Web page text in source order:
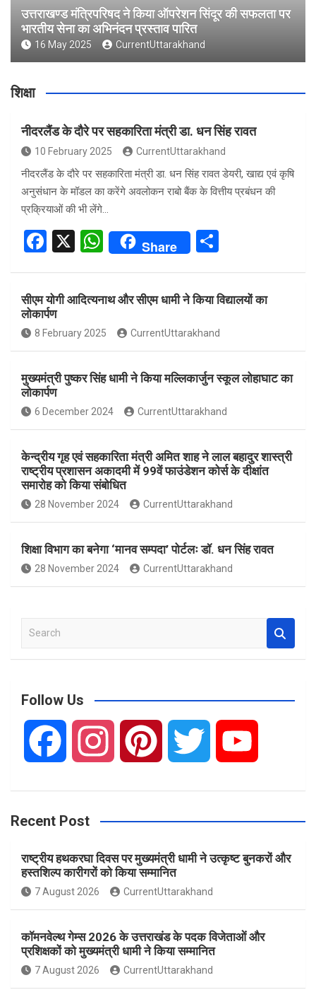
उत्तराखण्ड मंत्रिपरिषद ने किया ऑपरेशन सिंदूर की सफलता पर
भारतीय सेना का अभिनंदन प्रस्ताव पारित
16 May 2025 CurrentUttarakhand
शिक्षा
नीदरलैंड के दौरे पर सहकारिता मंत्री डा. धन सिंह रावत
10 February 2025 CurrentUttarakhand
नीदरलैंड के दौरे पर सहकारिता मंत्री डा. धन सिंह रावत डेयरी, खाद्य एवं कृषि
अनुसंधान के मॉडल का करेंगे अवलोकन राबो बैंक के वित्तीय प्रबंधन की
प्रक्रियाओं की भी लेंगे…
F
ce
b
o
o
k
X
W
s
A
p
p
Share
ar
e
सीएम योगी आदित्यनाथ और सीएम धामी ने किया विद्यालयों का
लोकार्पण
8 February 2025 CurrentUttarakhand
मुख्यमंत्री पुष्कर सिंह धामी ने किया मल्लिकार्जुन स्कूल लोहाघाट का
लोकार्पण
6 December 2024 CurrentUttarakhand
केन्द्रीय गृह एवं सहकारिता मंत्री अमित शाह ने लाल बहादुर शास्त्री
राष्ट्रीय प्रशासन अकादमी में 99वें फाउंडेशन कोर्स के दीक्षांत
समारोह को किया संबोधित
28 November 2024 CurrentUttarakhand
शिक्षा विभाग का बनेगा ‘मानव सम्पदा’ पोर्टलः डॉ. धन सिंह रावत
28 November 2024 CurrentUttarakhand
a
c
Follow Us
c
e
b
o
s
t
a
g
n
t
e
r
i
t
e
u
u
Recent Post
राष्ट्रीय हथकरघा दिवस पर मुख्यमंत्री धामी ने उत्कृष्ट बुनकरों और
हस्तशिल्प कारीगरों को किया सम्मानित
7 August 2026 CurrentUttarakhand
कॉमनवेल्थ गेम्स 2026 के उत्तराखंड के पदक विजेताओं और
प्रशिक्षकों को मुख्यमंत्री धामी ने किया सम्मानित
7 August 2026 CurrentUttarakhand